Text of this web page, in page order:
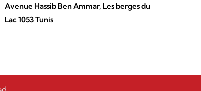
Avenue Hassib Ben Ammar, Les berges du
Lac 1053 Tunis